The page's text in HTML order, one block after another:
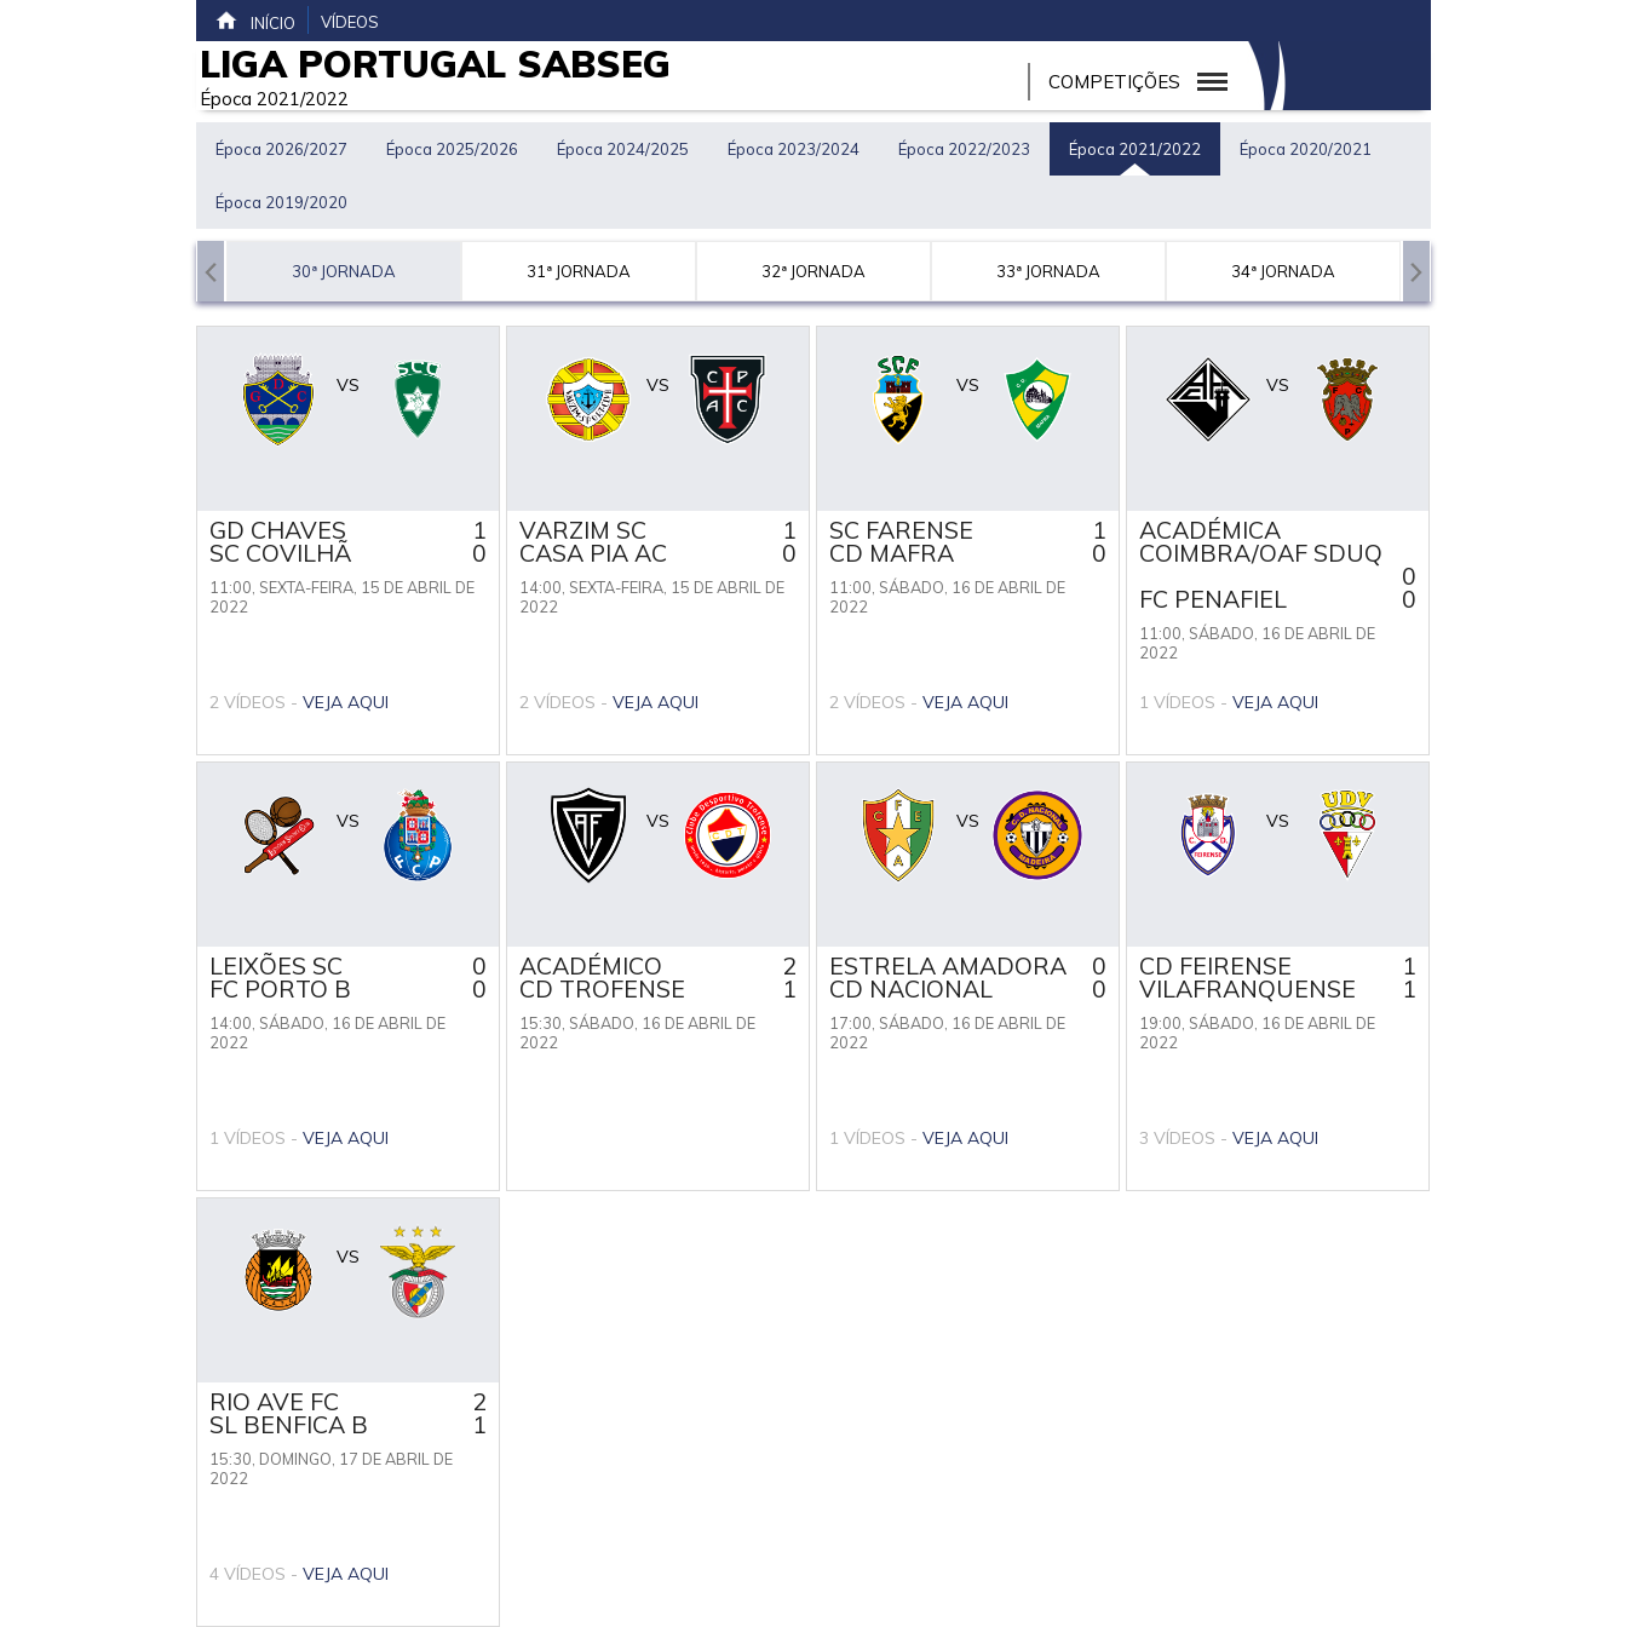
INÍCIO VÍDEOS
LIGA PORTUGAL SABSEG
Época 2021/2022
COMPETIÇÕES
Época 2026/2027 Época 2025/2026 Época 2024/2025 Época 2023/2024 Época 2022/2023 Época 2021/2022 Época 2020/2021
Época 2019/2020
30ª JORNADA 31ª JORNADA 32ª JORNADA 33ª JORNADA 34ª JORNADA
VS
GD CHAVES 1
SC COVILHÃ 0
11:00, SEXTA-FEIRA, 15 DE ABRIL DE
2022
2 VÍDEOS - VEJA AQUI
VS
VARZIM SC 1
CASA PIA AC 0
14:00, SEXTA-FEIRA, 15 DE ABRIL DE
2022
2 VÍDEOS - VEJA AQUI
VS
SC FARENSE 1
CD MAFRA 0
11:00, SÁBADO, 16 DE ABRIL DE
2022
2 VÍDEOS - VEJA AQUI
VS
ACADÉMICA
COIMBRA/OAF SDUQ
0
FC PENAFIEL 0
11:00, SÁBADO, 16 DE ABRIL DE
2022
1 VÍDEOS - VEJA AQUI
VS
LEIXÕES SC 0
FC PORTO B 0
14:00, SÁBADO, 16 DE ABRIL DE
2022
1 VÍDEOS - VEJA AQUI
VS
ACADÉMICO 2
CD TROFENSE 1
15:30, SÁBADO, 16 DE ABRIL DE
2022
VS
ESTRELA AMADORA 0
CD NACIONAL 0
17:00, SÁBADO, 16 DE ABRIL DE
2022
1 VÍDEOS - VEJA AQUI
VS
CD FEIRENSE 1
VILAFRANQUENSE 1
19:00, SÁBADO, 16 DE ABRIL DE
2022
3 VÍDEOS - VEJA AQUI
VS
RIO AVE FC 2
SL BENFICA B 1
15:30, DOMINGO, 17 DE ABRIL DE
2022
4 VÍDEOS - VEJA AQUI